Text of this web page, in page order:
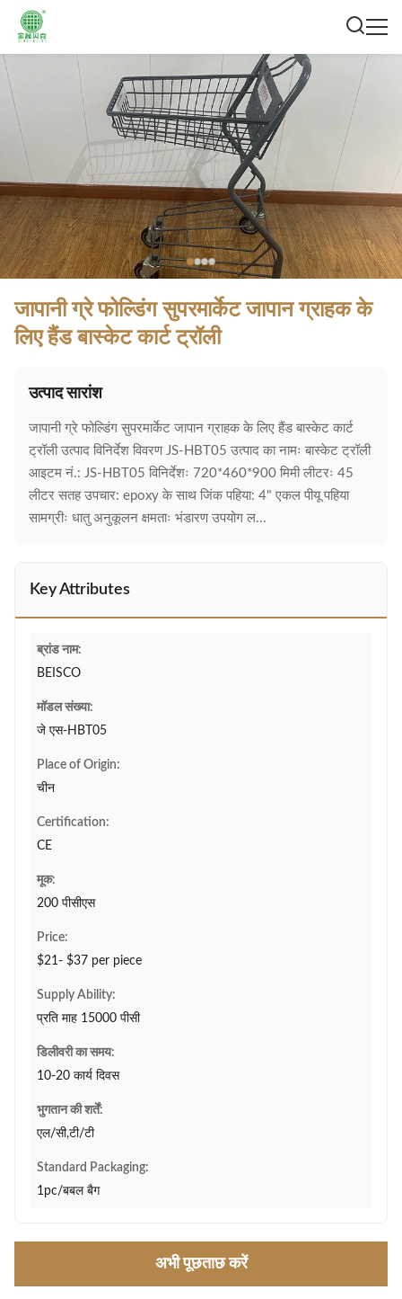
जापानी ग्रे फोल्डिंग सुपरमार्केट जापान ग्राहक के
लिए हैंड बास्केट कार्ट ट्रॉली
उत्पाद सारांश
जापानी ग्रे फोल्डिंग सुपरमार्केट जापान ग्राहक के लिए हैंड बास्केट कार्ट
ट्रॉली उत्पाद विनिर्देश विवरण JS-HBT05 उत्पाद का नामः बास्केट ट्रॉली
आइटम नं.: JS-HBT05 विनिर्देशः 720*460*900 मिमी लीटरः 45
लीटर सतह उपचार: epoxy के साथ जिंक पहिया: 4" एकल पीयू पहिया
सामग्रीः धातु अनुकूलन क्षमताः भंडारण उपयोग ल...
Key Attributes
ब्रांड नाम:
BEISCO
मॉडल संख्या:
जे एस-HBT05
Place of Origin:
चीन
Certification:
CE
मूक:
200 पीसीएस
Price:
$21- $37 per piece
Supply Ability:
प्रति माह 15000 पीसी
डिलीवरी का समय:
10-20 कार्य दिवस
भुगतान की शर्तें:
एल/सी,टी/टी
Standard Packaging:
1pc/बबल बैग
अभी पूछताछ करें